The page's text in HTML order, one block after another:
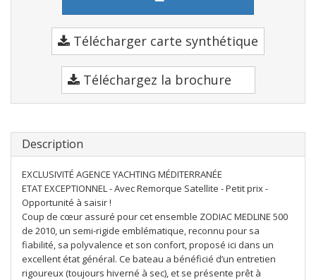
Télécharger carte synthétique
Téléchargez la brochure
Description
EXCLUSIVITÉ AGENCE YACHTING MÉDITERRANÉE
ETAT EXCEPTIONNEL - Avec Remorque Satellite - Petit prix -
Opportunité à saisir !
Coup de cœur assuré pour cet ensemble ZODIAC MEDLINE 500
de 2010, un semi-rigide emblématique, reconnu pour sa
fiabilité, sa polyvalence et son confort, proposé ici dans un
excellent état général. Ce bateau a bénéficié d’un entretien
rigoureux (toujours hiverné à sec), et se présente prêt à